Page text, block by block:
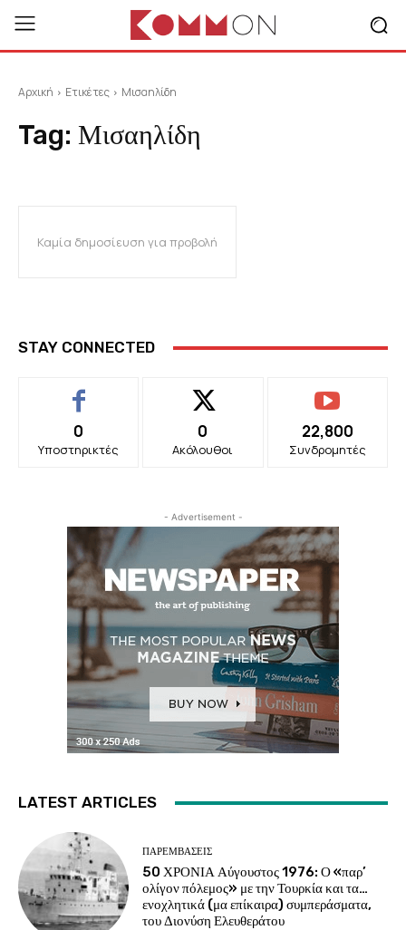
Αρχική Ετικέτες Μισαηλίδη
Tag: Μισαηλίδη
Καμία δημοσίευση για προβολή
STAY CONNECTED
0
Υποστηρικτές
0
Ακόλουθοι
22,800
Συνδρομητές
- Advertisement -
LATEST ARTICLES
ΠΑΡΕΜΒΑΣΕΙΣ
50 ΧΡΟΝΙΑ Αύγουστος 1976: Ο «παρ’
ολίγον πόλεμος» με την Τουρκία και τα…
ενοχλητικά (μα επίκαιρα) συμπεράσματα,
του Διονύση Ελευθεράτου